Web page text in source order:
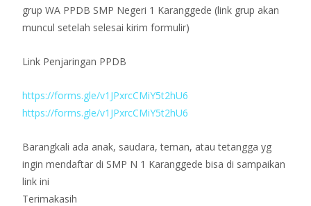
grup WA PPDB SMP Negeri 1 Karanggede (link grup akan
muncul setelah selesai kirim formulir)
Link Penjaringan PPDB
https://forms.gle/v1JPxrcCMiY5t2hU6
https://forms.gle/v1JPxrcCMiY5t2hU6
Barangkali ada anak, saudara, teman, atau tetangga yg
ingin mendaftar di SMP N 1 Karanggede bisa di sampaikan
link ini
Terimakasih